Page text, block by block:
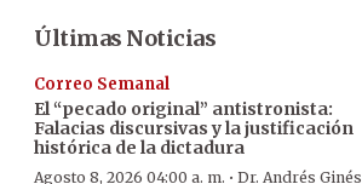
Últimas Noticias
Correo Semanal
El “pecado original” antistronista:
Falacias discursivas y la justificación
histórica de la dictadura
Agosto 8, 2026 04:00 a. m. Dr. Andrés Ginés